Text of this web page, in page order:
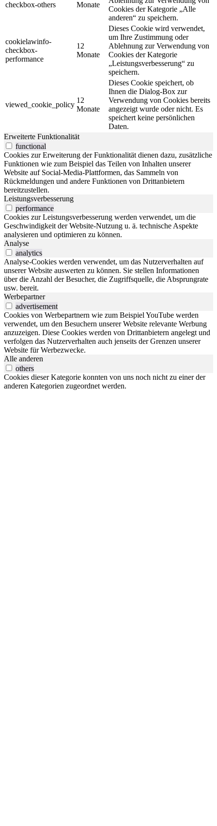
checkbox-others
Monate
Cookies der Kategorie „Alle
anderen“ zu speichern.
cookielawinfo-
checkbox-
performance
12
Monate
Dieses Cookie wird verwendet,
um Ihre Zustimmung oder
Ablehnung zur Verwendung von
Cookies der Kategorie
„Leistungsverbesserung“ zu
speichern.
viewed_cookie_policy
12
Monate
Dieses Cookie speichert, ob
Ihnen die Dialog-Box zur
Verwendung von Cookies bereits
angezeigt wurde oder nicht. Es
speichert keine persönlichen
Daten.
Erweiterte Funktionalität
functional
Cookies zur Erweiterung der Funktionalität dienen dazu, zusätzliche
Funktionen wie zum Beispiel das Teilen von Inhalten unserer
Website auf Social-Media-Plattformen, das Sammeln von
Rückmeldungen und andere Funktionen von Drittanbietern
bereitzustellen.
Leistungsverbesserung
performance
Cookies zur Leistungsverbesserung werden verwendet, um die
Geschwindigkeit der Website-Nutzung u. ä. technische Aspekte
analysieren und optimieren zu können.
Analyse
analytics
Analyse-Cookies werden verwendet, um das Nutzerverhalten auf
unserer Website auswerten zu können. Sie stellen Informationen
über die Anzahl der Besucher, die Zugriffsquelle, die Absprungrate
usw. bereit.
Werbepartner
advertisement
Cookies von Werbepartnern wie zum Beispiel YouTube werden
verwendet, um den Besuchern unserer Website relevante Werbung
anzuzeigen. Diese Cookies werden von Drittanbietern angelegt und
verfolgen das Nutzerverhalten auch jenseits der Grenzen unserer
Website für Werbezwecke.
Alle anderen
others
Cookies dieser Kategorie konnten von uns noch nicht zu einer der
anderen Kategorien zugeordnet werden.